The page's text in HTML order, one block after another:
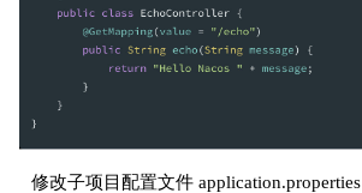
修改子项目配置文件 application.properties